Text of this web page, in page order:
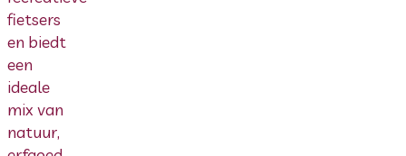
fietsers
en biedt
een
ideale
mix van
natuur,